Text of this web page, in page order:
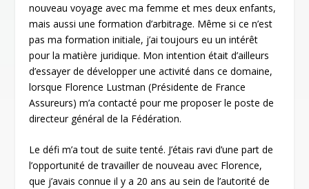
nouveau voyage avec ma femme et mes deux enfants,
mais aussi une formation d’arbitrage. Même si ce n’est
pas ma formation initiale, j’ai toujours eu un intérêt
pour la matière juridique. Mon intention était d’ailleurs
d’essayer de développer une activité dans ce domaine,
lorsque Florence Lustman (Présidente de France
Assureurs) m’a contacté pour me proposer le poste de
directeur général de la Fédération.
Le défi m’a tout de suite tenté. J’étais ravi d’une part de
l’opportunité de travailler de nouveau avec Florence,
que j’avais connue il y a 20 ans au sein de l’autorité de